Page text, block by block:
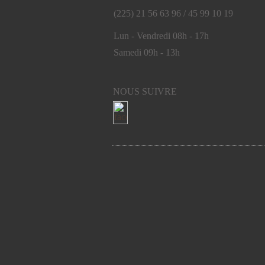
(225) 21 56 63 96 / 45 99 10 19
Lun - Vendredi 08h - 17h
Samedi 09h - 13h
NOUS SUIVRE